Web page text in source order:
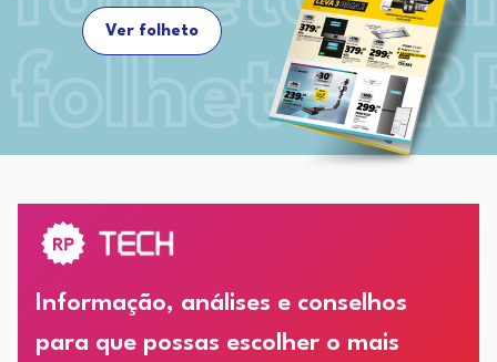
Ver folheto
Informação, análises e conselhos
para que possas escolher o mais